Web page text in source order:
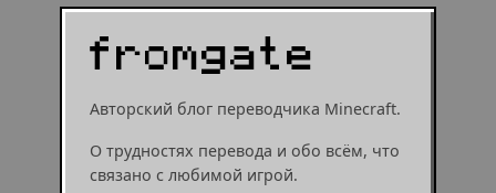
Авторский блог переводчика Minecraft.
О трудностях перевода и обо всём, что
связано с любимой игрой.